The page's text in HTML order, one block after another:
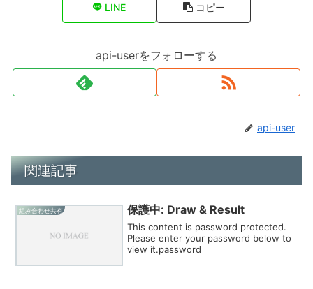
LINE コピー
api-userをフォローする
api-user
関連記事
組み合わせ共有 保護中: Draw & Result
This content is password protected.
Please enter your password below to
view it.password